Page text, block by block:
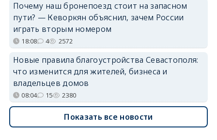
Почему наш бронепоезд стоит на запасном
пути? — Кеворкян объяснил, зачем России
играть вторым номером
18:08 4 2572
Новые правила благоустройства Севастополя:
что изменится для жителей, бизнеса и
владельцев домов
08:04 15 2380
Показать все новости